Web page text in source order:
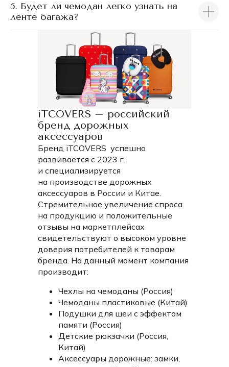
Чехлы iTCOVERS подходят для большинства
современных чемоданов с четырьмя колесами.
В коллекции представлены три размера чехлов
(размеры указаны от земли с учетом колес до верхней
части чемодана):
S — высота от 50 до 55 см;
M — высота от 65 до 75 см;
L — высота от 75 до 85 см.
Выбирайте подходящий размер и наслаждайтесь
сочетанием безопасности и стиля в каждой поездке!
5. Будет ли чемодан легко узнать на
ленте багажа?
iTCOVERS – российский
бренд дорожных
аксессуаров
Бренд iTCOVERS успешно
развивается с 2023 г.
и специализируется
на производстве дорожных
аксессуаров в России и Китае.
Стремительное увеличение спроса
на продукцию и положительные
отзывы на маркетплейсах
свидетельствуют о высоком уровне
доверия потребителей к товарам
бренда. На данный момент компания
производит:
Чехлы на чемоданы (Россия)
Чемоданы пластиковые (Китай)
Подушки для шеи с эффектом
памяти (Россия)
Детские рюкзачки (Россия,
Китай)
Аксессуары дорожные: замки,